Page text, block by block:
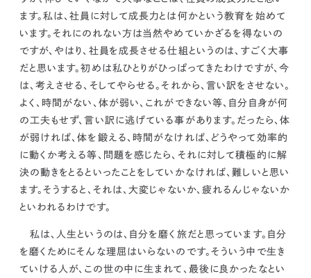
ます。私は、社員に対して成長力とは何かという教育を始めて
います。それにのれない方は当然やめていかざるを得ないの
ですが、やはり、社員を成長させる仕組というのは、すごく大事
だと思います。初めは私ひとりがひっぱってきたわけですが、今
は、考えさせる、そしてやらせる。それから、言い訳をさせない。
よく、時間がない、体が弱い、これができない等、自分自身が何
の工夫もせず、言い訳に逃げている事があります。だったら、体
が弱ければ、体を鍛える、時間がなければ、どうやって効率的
に動くか考える等、問題を感じたら、それに対して積極的に解
決の動きをとるといったことをしていかなければ、難しいと思い
ます。 そうすると、それは、大変じゃないか、疲れるんじゃないか
といわれるわけです。
私は、 人生というのは、自分を磨く旅だと思っています。自分
を磨くためにそんな理屈はいらないのです。 そういう中で生き
ていける人が、この世の中に生まれて、最後に良かったなとい